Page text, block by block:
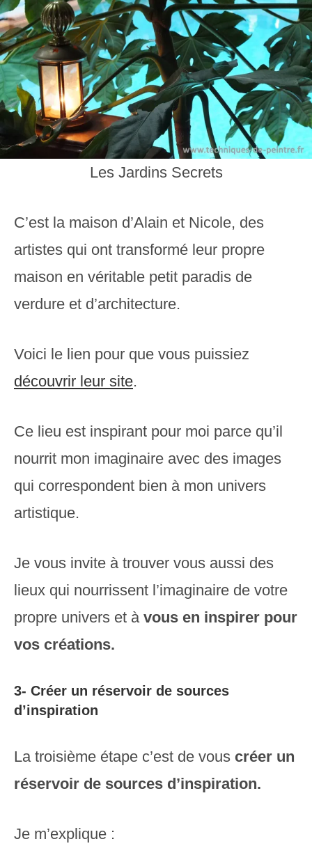
Les Jardins Secrets
C’est la maison d’Alain et Nicole, des
artistes qui ont transformé leur propre
maison en véritable petit paradis de
verdure et d’architecture.
Voici le lien pour que vous puissiez
découvrir leur site.
Ce lieu est inspirant pour moi parce qu’il
nourrit mon imaginaire avec des images
qui correspondent bien à mon univers
artistique.
Je vous invite à trouver vous aussi des
lieux qui nourrissent l’imaginaire de votre
propre univers et à vous en inspirer pour
vos créations.
3- Créer un réservoir de sources
d’inspiration
La troisième étape c’est de vous créer un
réservoir de sources d’inspiration.
Je m’explique :